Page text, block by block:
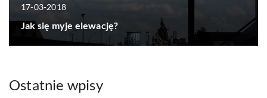
17-03-2018
Jak się myje elewację?
Ostatnie wpisy